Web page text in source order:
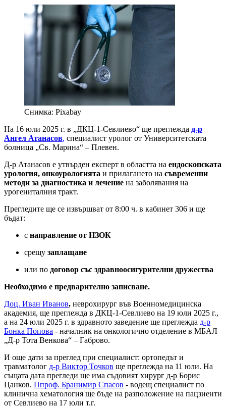
Снимка: Pixabay
На 16 юли 2025 г. в „ДКЦ-1-Севлиево“ ще преглежда д-р
Ангел Атанасов, специалист уролог от Университетската
болница „Св. Марина“ – Плевен.
Д-р Атанасов е утвърден експерт в областта на ендоскопската
урология, онкоурологията и прилагането на съвременни
методи за диагностика и лечение на заболявания на
урогениталния тракт.
Прегледите ще се извършват от 8:00 ч. в кабинет 306 и ще
бъдат:
с направление от НЗОК
срещу заплащане
или по договор със здравноосигурителни дружества
Необходимо е предварително записване.
Доц. Иван Иванов, неврохирург във Военномедицинска
академия, ще преглежда в ДКЦ-1-Севлиево на 19 юли 2025 г.,
а на 24 юли 2025 г. в здравното заведение ще преглежда д-р
Бонка Попова - началник на онкологично отделение в МБАЛ
„Д-р Тота Венкова“ – Габрово.
И още дати за преглед при специалист: ортопедът и
травматолог д-р Виктор Точков ще преглежда на 11 юли. На
същата дата прегледи ще има съдовият хирург д-р Борис
Цанков. Ппроф. Бранимир Спасов - водещ специалист по
клинична хематология ще бъде на разположение на пацзиенти
от Севлиево на 17 юли т.г.